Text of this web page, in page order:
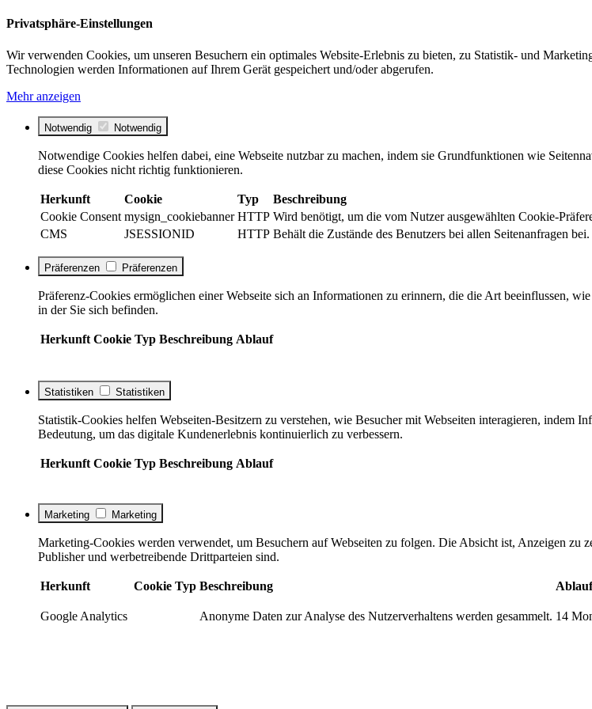
Privatsphäre-Einstellungen
Wir verwenden Cookies, um unseren Besuchern ein optimales Website-Erlebnis zu bieten, zu Statistik- und
Technologien werden Informationen auf Ihrem Gerät gespeichert und/oder abgerufen.
Mehr anzeigen
Notwendig Notwendig
Notwendige Cookies helfen dabei, eine Webseite nutzbar zu machen, indem sie Grundfunktionen wie
diese Cookies nicht richtig funktionieren.
Herkunft Cookie Typ Beschreibung
Cookie Consent mysign_cookiebanner HTTP Wird benötigt, um die vom Nutzer ausgewählten Cookie-
CMS
JSESSIONID HTTP Behält die Zustände des Benutzers bei allen Seitenanfragen bei.
Präferenzen Präferenzen
Präferenz-Cookies ermöglichen einer Webseite sich an Informationen zu erinnern, die die Art beeinflussen,
in der Sie sich befinden.
Herkunft Cookie Typ Beschreibung Ablauf
Statistiken Statistiken
Statistik-Cookies helfen Webseiten-Besitzern zu verstehen, wie Besucher mit Webseiten interagieren, indem
Bedeutung, um das digitale Kundenerlebnis kontinuierlich zu verbessern.
Herkunft Cookie Typ Beschreibung Ablauf
Marketing Marketing
Marketing-Cookies werden verwendet, um Besuchern auf Webseiten zu folgen. Die Absicht ist, Anzeigen zu
Publisher und werbetreibende Drittparteien sind.
Herkunft Cookie Typ Beschreibung Ablauf
Google Analytics Anonyme Daten zur Analyse des Nutzerverhaltens werden gesammelt. 14